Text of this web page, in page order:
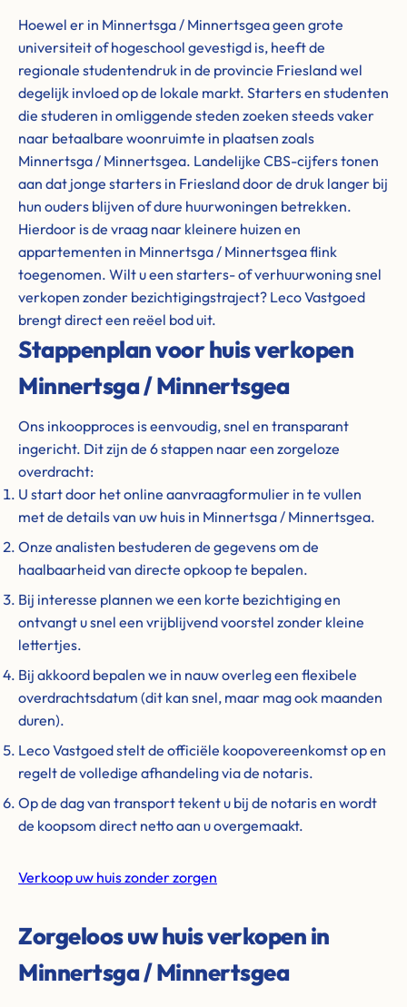
Hoewel er in Minnertsga / Minnertsgea geen grote
universiteit of hogeschool gevestigd is, heeft de
regionale studentendruk in de provincie Friesland wel
degelijk invloed op de lokale markt. Starters en studenten
die studeren in omliggende steden zoeken steeds vaker
naar betaalbare woonruimte in plaatsen zoals
Minnertsga / Minnertsgea. Landelijke CBS-cijfers tonen
aan dat jonge starters in Friesland door de druk langer bij
hun ouders blijven of dure huurwoningen betrekken.
Hierdoor is de vraag naar kleinere huizen en
appartementen in Minnertsga / Minnertsgea flink
toegenomen. Wilt u een starters- of verhuurwoning snel
verkopen zonder bezichtigingstraject? Leco Vastgoed
brengt direct een reëel bod uit.
Stappenplan voor huis verkopen
Minnertsga / Minnertsgea
Ons inkoopproces is eenvoudig, snel en transparant
ingericht. Dit zijn de 6 stappen naar een zorgeloze
overdracht:
U start door het online aanvraagformulier in te vullen
met de details van uw huis in Minnertsga / Minnertsgea.
Onze analisten bestuderen de gegevens om de
haalbaarheid van directe opkoop te bepalen.
Bij interesse plannen we een korte bezichtiging en
ontvangt u snel een vrijblijvend voorstel zonder kleine
lettertjes.
Bij akkoord bepalen we in nauw overleg een flexibele
overdrachtsdatum (dit kan snel, maar mag ook maanden
duren).
Leco Vastgoed stelt de officiële koopovereenkomst op en
regelt de volledige afhandeling via de notaris.
Op de dag van transport tekent u bij de notaris en wordt
de koopsom direct netto aan u overgemaakt.
Verkoop uw huis zonder zorgen
Zorgeloos uw huis verkopen in
Minnertsga / Minnertsgea